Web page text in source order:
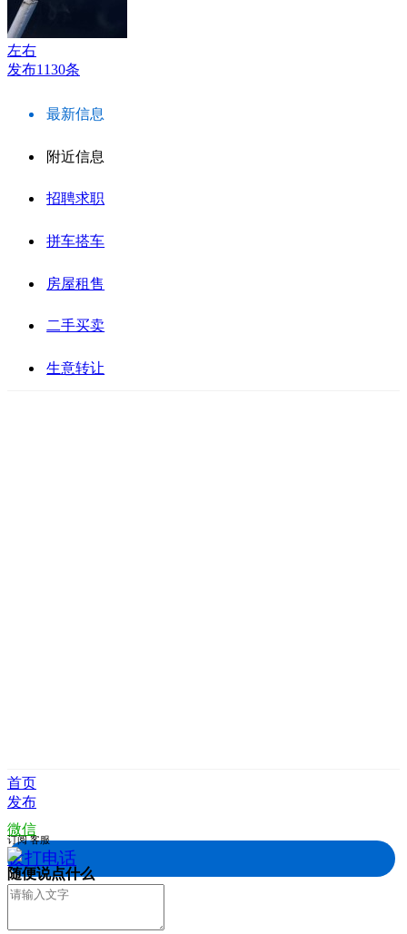
左右
发布1130条
最新信息
附近信息
招聘求职
拼车搭车
房屋租售
二手买卖
生意转让
首页
发布
微信
拨打电话
订阅 客服
随便说点什么